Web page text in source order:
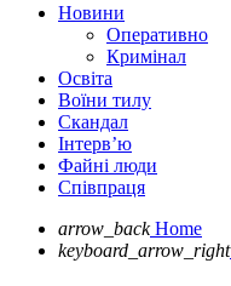
Новини
Оперативно
Кримінал
Освіта
Воїни тилу
Скандал
Інтерв’ю
Файні люди
Співпраця
arrow_back Home
keyboard_arrow_right